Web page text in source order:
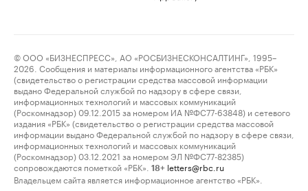
© ООО «БИЗНЕСПРЕСС», АО «РОСБИЗНЕСКОНСАЛТИНГ», 1995–
2026. Сообщения и материалы информационного агентства «РБК»
(свидетельство о регистрации средства массовой информации
выдано Федеральной службой по надзору в сфере связи,
информационных технологий и массовых коммуникаций
(Роскомнадзор) 09.12.2015 за номером ИА №ФС77-63848) и сетевого
издания «РБК» (свидетельство о регистрации средства массовой
информации выдано Федеральной службой по надзору в сфере связи,
информационных технологий и массовых коммуникаций
(Роскомнадзор) 03.12.2021 за номером ЭЛ №ФС77-82385)
сопровождаются пометкой «РБК».
18+ letters@rbc.ru
Владельцем сайта является информационное агентство «РБК».